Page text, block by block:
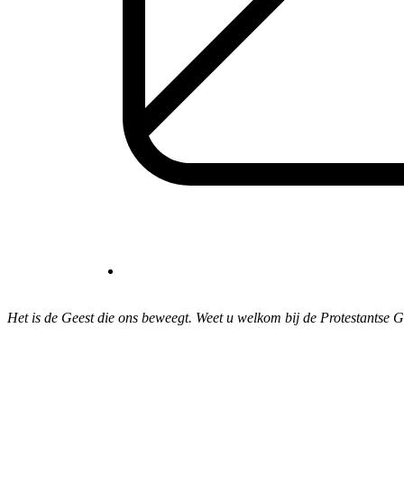
Het is de Geest die ons beweegt. Weet u welkom bij de Protestantse